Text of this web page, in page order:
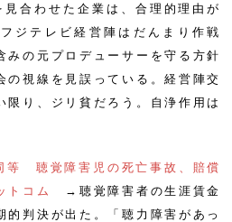
合わせた企業は、合理的理由が
ジテレビ経営陣はだんまり作戦
みの元プロデューサーを守る方針
の視線を見誤っている。経営陣交
限り、ジリ貧だろう。自浄作用は
等 聴覚障害児の死亡事故、賠償
トコム
→聴覚障害者の生涯賃金
的判決が出た。「聴力障害があっ